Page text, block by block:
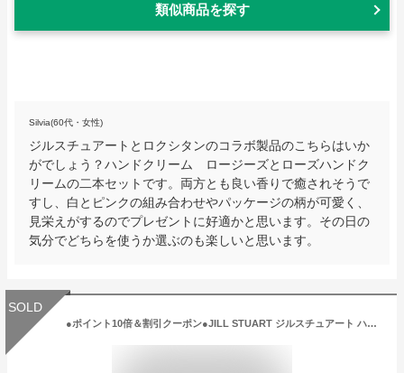
類似商品を探す
Silvia(60代・女性)
ジルスチュアートとロクシタンのコラボ製品のこちらはいか
がでしょう？ハンドクリーム ロージーズとローズハンドク
リームの二本セットです。両方とも良い香りで癒されそうで
すし、白とピンクの組み合わせやパッケージの柄が可愛く、
見栄えがするのでプレゼントに好適かと思います。その日の
気分でどちらを使うか選ぶのも楽しいと思います。
SOLD
●ポイント10倍＆割引クーポン●JILL STUART ジルスチュアート ハンドクリーム ブルーミングペアー 30g【予約商品 3月15日に発送】【定形外郵便送料無料】 ギフト 誕生日 プレゼント